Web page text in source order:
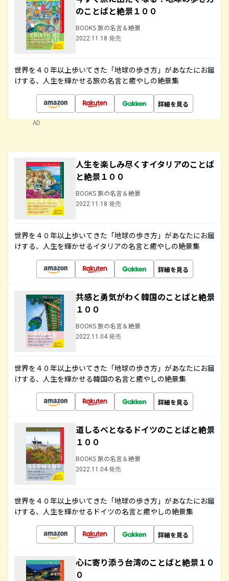
のことばと絶景１００
BOOKS 旅の名言＆絶景
2022.11.18 発売
世界を４０年以上歩いてきた「地球の歩き方」があなたにお届
けする、人生を輝かせる旅の名言と癒やしの絶景集
詳細を見る
AD
人生を楽しみ尽くすイタリアのことば
と絶景１００
BOOKS 旅の名言＆絶景
2022.11.18 発売
世界を４０年以上歩いてきた「地球の歩き方」があなたにお届
けする、人生を輝かせるイタリアの名言と癒やしの絶景集
詳細を見る
共感と勇気がわく韓国のことばと絶景
１００
BOOKS 旅の名言＆絶景
2022.11.04 発売
世界を４０年以上歩いてきた「地球の歩き方」があなたにお届
けする、人生を輝かせる韓国の名言と癒やしの絶景集
詳細を見る
道しるべとなるドイツのことばと絶景
１００
BOOKS 旅の名言＆絶景
2022.11.04 発売
世界を４０年以上歩いてきた「地球の歩き方」があなたにお届
けする、人生を輝かせるドイツの名言と癒やしの絶景集
詳細を見る
心に寄り添う台湾のことばと絶景１０
０